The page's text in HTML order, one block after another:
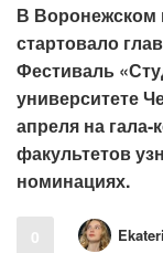
В Воронежском
стартовало
Фестиваль
университете
апреля на
факультетов
номинациях.
0